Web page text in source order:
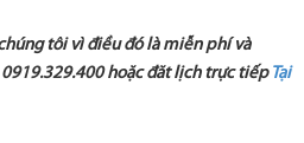
tôi vì điều đó là miễn phí và
hoặc đăt lịch trực tiếp Tại